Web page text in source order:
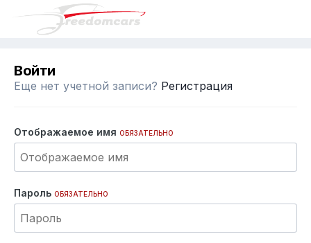
Войти
Еще нет учетной записи? Регистрация
Отображаемое имя ОБЯЗАТЕЛЬНО
Пароль ОБЯЗАТЕЛЬНО